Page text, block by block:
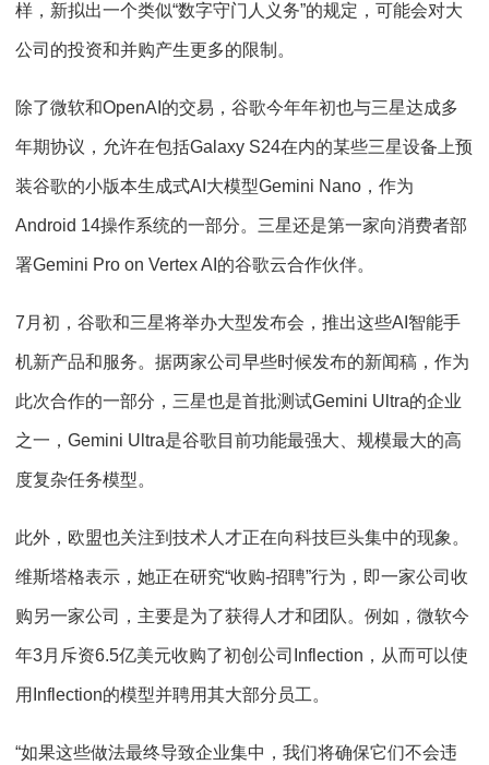
样，新拟出一个类似“数字守门人义务”的规定，可能会对大
公司的投资和并购产生更多的限制。
除了微软和OpenAI的交易，谷歌今年年初也与三星达成多
年期协议，允许在包括Galaxy S24在内的某些三星设备上预
装谷歌的小版本生成式AI大模型Gemini Nano，作为
Android 14操作系统的一部分。三星还是第一家向消费者部
署Gemini Pro on Vertex AI的谷歌云合作伙伴。
7月初，谷歌和三星将举办大型发布会，推出这些AI智能手
机新产品和服务。据两家公司早些时候发布的新闻稿，作为
此次合作的一部分，三星也是首批测试Gemini Ultra的企业
之一，Gemini Ultra是谷歌目前功能最强大、规模最大的高
度复杂任务模型。
此外，欧盟也关注到技术人才正在向科技巨头集中的现象。
维斯塔格表示，她正在研究“收购-招聘”行为，即一家公司收
购另一家公司，主要是为了获得人才和团队。例如，微软今
年3月斥资6.5亿美元收购了初创公司Inflection，从而可以使
用Inflection的模型并聘用其大部分员工。
“如果这些做法最终导致企业集中，我们将确保它们不会违